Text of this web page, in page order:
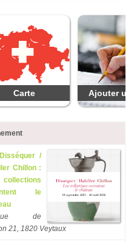
Carte Ajouter
Disséquer /
Chillon :
le
de
21, 1820 Veytaux